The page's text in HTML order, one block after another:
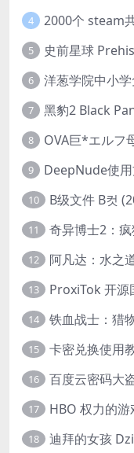
4 2000个 steam
5
6 洋葱学院中小
7
8
9 DeepNude使
10
11
12
13
14 铁血战士：猎
15 卡密兑换使用
16 百度云密码大
17
18